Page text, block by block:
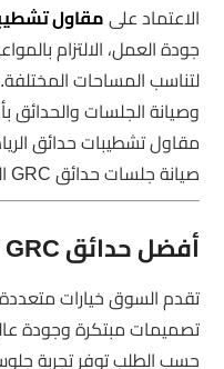
الاعتماد علىمقاول
جودة العمل، الالتزام
لتناسب المساحات
وصيانة الجلسات
صيانة جلسات حدائق GRC الرياض
أفضل حدائق GRC الرياض
تقدم السوق خيارات
تصميمات مبتكرة وجودة
حسب الطلب توفر تجربة